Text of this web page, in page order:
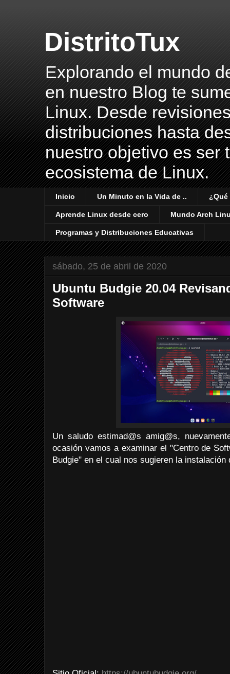
DistritoTux
Explorando el mundo
en nuestro Blog te
Linux. Desde
distribuciones hasta
nuestro objetivo es ser
ecosistema de Linux.
Inicio Un Minuto en la Vida de .. ¿Qué
Aprende Linux desde cero Mundo Arch
Programas y Distribuciones Educativas
sábado, 25 de abril de 2020
Ubuntu Budgie 20.04
Software
Un saludo estimad@s amig@s,
ocasión vamos a examinar el "Centro de
Budgie" en el cual nos sugieren la